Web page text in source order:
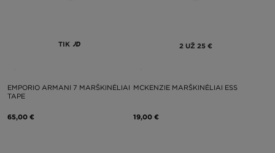
TIK
EMPORIO ARMANI 7 MARŠKINĖLIAI
TAPE
65,00 €
2 UŽ 25 €
MCKENZIE MARŠKINĖLIAI ESS
19,00 €